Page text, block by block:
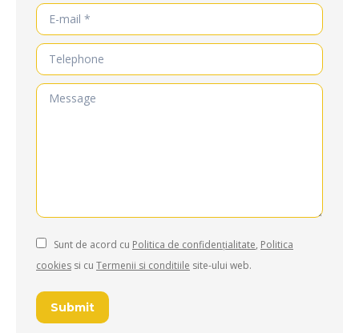
E-mail *
Telephone
Message
Sunt de acord cu Politica de confidențialitate, Politica
cookies si cu Termenii si conditiile site-ului web.
Submit